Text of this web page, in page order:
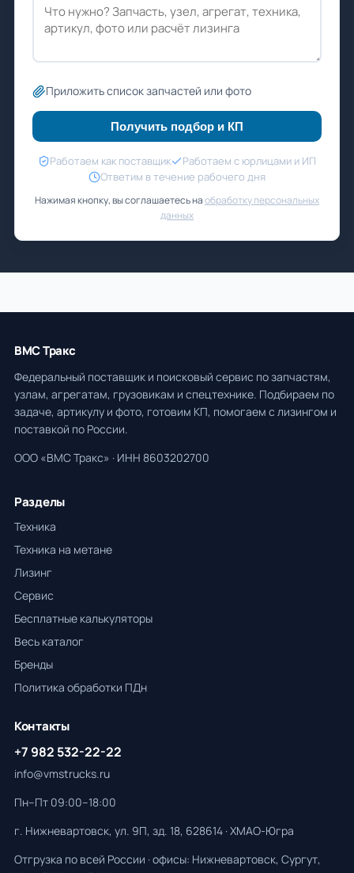
Приложить список запчастей или фото
Получить подбор и КП
Работаем как поставщик
Работаем с юрлицами и ИП
Ответим в течение рабочего дня
Нажимая кнопку, вы соглашаетесь наобработку персональных
данных
ВМС Тракс
Федеральный поставщик и поисковый сервис по запчастям,
узлам, агрегатам, грузовикам и спецтехнике. Подбираем по
задаче, артикулу и фото, готовим КП, помогаем с лизингом и
поставкой по России.
ООО «ВМС Тракс» · ИНН 8603202700
Разделы
Техника
Техника на метане
Лизинг
Сервис
Бесплатные калькуляторы
Весь каталог
Бренды
Политика обработки ПДн
Контакты
+7 982 532-22-22
info@vmstrucks.ru
Пн–Пт 09:00–18:00
г. Нижневартовск, ул. 9П, зд. 18, 628614 · ХМАО-Югра
Отгрузка по всей России · офисы: Нижневартовск, Сургут,